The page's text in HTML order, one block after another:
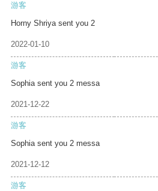
游客
Horny Shriya sent you 2
2022-01-10
游客
Sophia sent you 2 messa
2021-12-22
游客
Sophia sent you 2 messa
2021-12-12
游客